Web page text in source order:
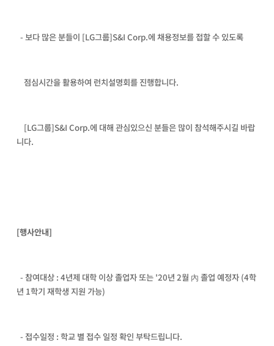
- 보다 많은 분들이 [LG그룹]S&I Corp.에 채용정보를 접할 수 있도록
점심시간을 활용하여 런치설명회를 진행합니다.
[LG그룹]S&I Corp.에 대해 관심있으신 분들은 많이 참석해주시길 바랍
니다.
[행사안내]
- 참여대상 :4년제 대학 이상 졸업자 또는 '20년 2월 內 졸업 예정자 (4학
년 1학기 재학생 지원 가능)
- 접수일정 : 학교 별 접수 일정 확인 부탁드립니다.